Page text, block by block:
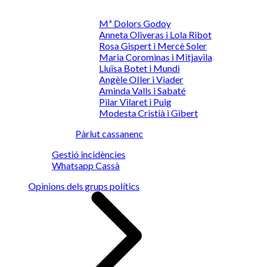
Mª Dolors Godoy
Anneta Oliveras i Lola Ribot
Rosa Gispert i Mercè Soler
Maria Corominas i Mitjavila
Lluïsa Botet i Mundi
Angèle OIler i Viader
Aminda Valls i Sabaté
Pilar Vilaret i Puig
Modesta Cristià i Gibert
Pàrlut cassanenc
Gestió incidències
Whatsapp Cassà
Opinions dels grups polítics